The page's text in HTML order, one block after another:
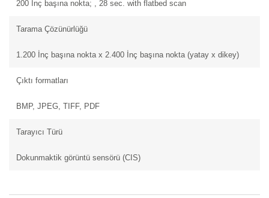
200 İnç başına nokta; , 28 sec. with flatbed scan
Tarama Çözünürlüğü
1.200 İnç başına nokta x 2.400 İnç başına nokta (yatay x dikey)
Çıktı formatları
BMP, JPEG, TIFF, PDF
Tarayıcı Türü
Dokunmaktik görüntü sensörü (CIS)